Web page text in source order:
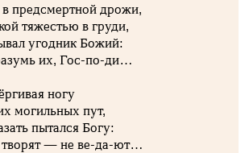
предсмертной дрожи,
тяжестью в груди,
угодник Божий:
их, Гос-по-ди…
ногу
могильных пут,
пытался Богу:
— не ве-да-ют…